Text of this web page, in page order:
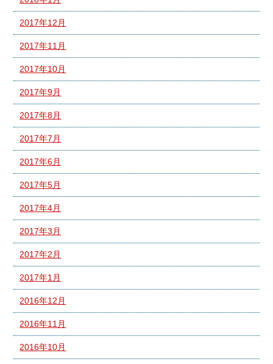
2017年12月
2017年11月
2017年10月
2017年9月
2017年8月
2017年7月
2017年6月
2017年5月
2017年4月
2017年3月
2017年2月
2017年1月
2016年12月
2016年11月
2016年10月